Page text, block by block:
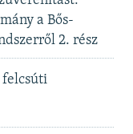
a Bős-
2. rész
felcsúti